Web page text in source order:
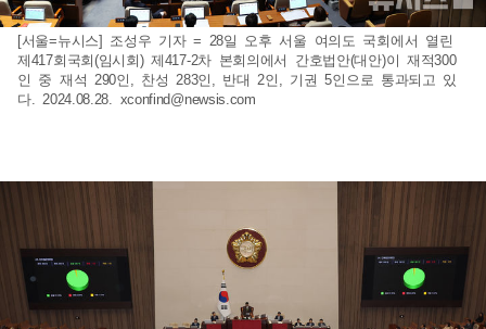
[서울=뉴시스] 조성우 기자 = 28일 오후 서울 여의도 국회에서 열린
제417회국회(임시회) 제417-2차 본회의에서 간호법안(대안)이 재적300
인 중 재석 290인, 찬성 283인, 반대 2인, 기권 5인으로 통과되고 있
다. 2024.08.28. xconfind@newsis.com